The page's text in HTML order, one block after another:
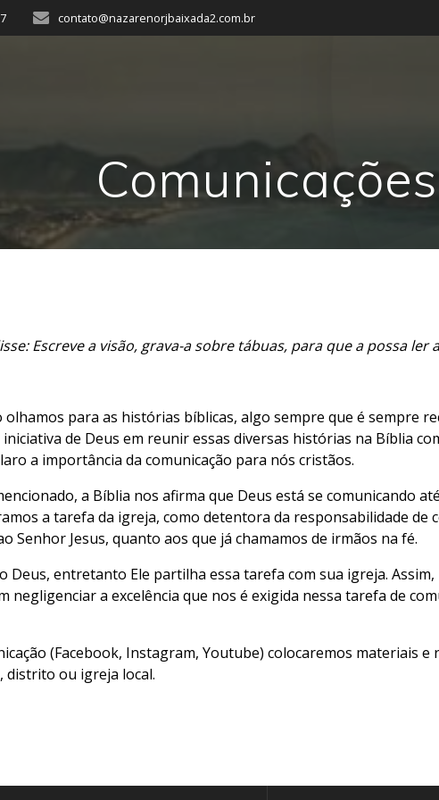
contato@nazarenorjbaixada2.com.br
Comunicações
Escreve a visão, grava-a sobre tábuas, para que a possa
olhamos para as histórias bíblicas, algo sempre que é sempre
de Deus em reunir essas diversas histórias na Bíblia
a importância da comunicação para nós cristãos.
a Bíblia nos afirma que Deus está se comunicando
a tarefa da igreja, como detentora da responsabilidade de
Senhor Jesus, quanto aos que já chamamos de irmãos na fé.
Deus, entretanto Ele partilha essa tarefa com sua igreja.
negligenciar a excelência que nos é exigida nessa tarefa de
(Facebook, Instagram, Youtube) colocaremos materiais
distrito ou igreja local.